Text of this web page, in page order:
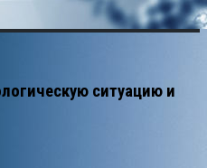
ситуацию и